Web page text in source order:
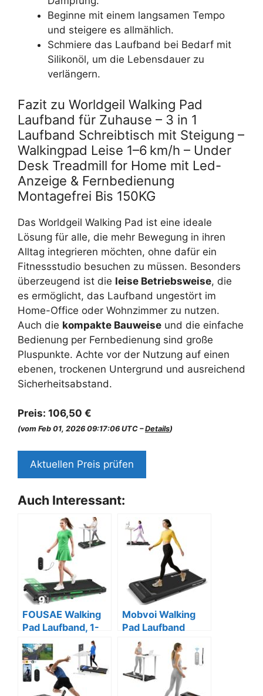
Beginne mit einem langsamen Tempo
und steigere es allmählich.
Schmiere das Laufband bei Bedarf mit
Silikonöl, um die Lebensdauer zu
verlängern.
Fazit zu Worldgeil Walking Pad
Laufband für Zuhause – 3 in 1
Laufband Schreibtisch mit Steigung –
Walkingpad Leise 1–6 km/h – Under
Desk Treadmill for Home mit Led-
Anzeige & Fernbedienung
Montagefrei Bis 150KG
Das Worldgeil Walking Pad ist eine ideale
Lösung für alle, die mehr Bewegung in ihren
Alltag integrieren möchten, ohne dafür ein
Fitnessstudio besuchen zu müssen. Besonders
überzeugend ist die leise Betriebsweise, die
es ermöglicht, das Laufband ungestört im
Home-Office oder Wohnzimmer zu nutzen.
Auch die kompakte Bauweise und die einfache
Bedienung per Fernbedienung sind große
Pluspunkte. Achte vor der Nutzung auf einen
ebenen, trockenen Untergrund und ausreichend
Sicherheitsabstand.
Preis: 106,50 €
(vom Feb 01, 2026 09:17:06 UTC –Details)
Aktuellen Preis prüfen
Auch Interessant:
FOUSAE Walking
Pad Laufband, 1-
10km/h, 150kg
Mobvoi Walking
Pad Laufband